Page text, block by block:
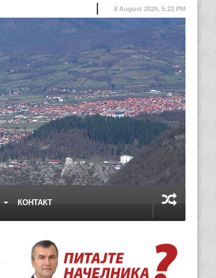
8 August 2026, 5:22 PM
КОНТАКТ